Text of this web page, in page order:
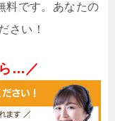
料です。あなたの
さい！
…／